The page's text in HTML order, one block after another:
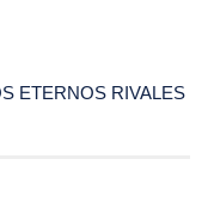
ETERNOS RIVALES